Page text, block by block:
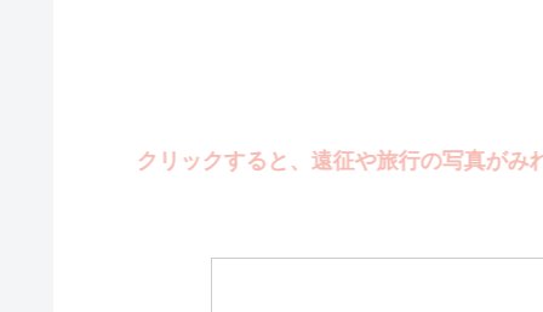
クリックすると、遠征や旅行の写真がみれます